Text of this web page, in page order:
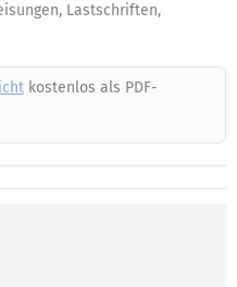
Lastschriften,
kostenlos als PDF-